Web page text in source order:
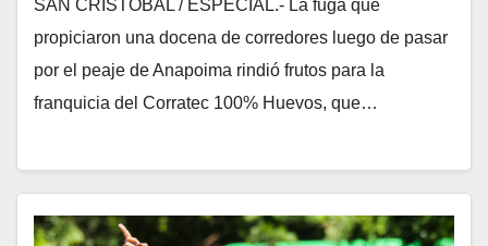
SAN CRISTÓBAL / ESPECIAL.- La fuga que
propiciaron una docena de corredores luego de pasar
por el peaje de Anapoima rindió frutos para la
franquicia del Corratec 100% Huevos, que…